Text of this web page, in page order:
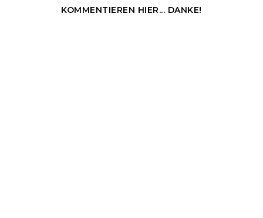
KOMMENTIEREN HIER... DANKE!